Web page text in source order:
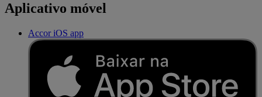
Aplicativo móvel
Accor iOS app